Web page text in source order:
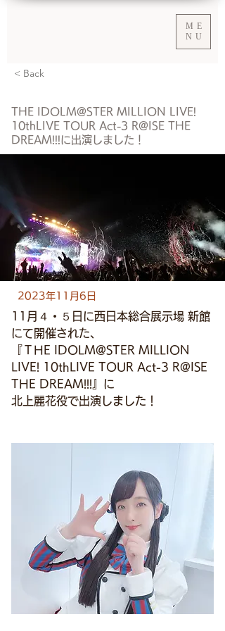
ME
NU
< Back
THE IDOLM@STER MILLION LIVE!
10thLIVE TOUR Act-3 R@ISE THE
DREAM!!!に出演しました！
2023年11月6日
11月４・５日に西日本総合展示場 新館
にて開催された、
『ＴHE IDOLM@STER MILLION
LIVE! 10thLIVE TOUR Act-3 R@ISE
THE DREAM!!!』に
北上麗花役で出演しました！